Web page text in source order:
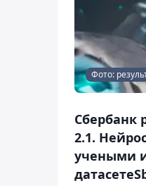
Фото:
Сбербанк
2.1.
учеными